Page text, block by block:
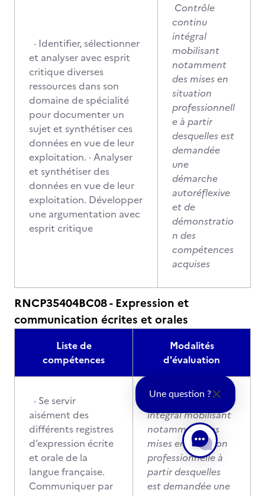
· Identifier, sélectionner
et analyser avec esprit
critique diverses
ressources dans son
domaine de spécialité
pour documenter un
sujet et synthétiser ces
données en vue de leur
exploitation. · Analyser
et synthétiser des
données en vue de leur
exploitation. Développer
une argumentation avec
esprit critique
Contrôle
continu
intégral
mobilisant
notamment
des mises en
situation
professionnell
e à partir
desquelles est
demandée
une
démarche
autoréflexive
et de
démonstratio
n des
compétences
acquises
RNCP35404BC08 - Expression et
communication écrites et orales
Liste de
compétences
Modalités
d'évaluation
· Se servir
aisément des
différents registres
d’expression écrite
et orale de la
langue française.
Communiquer par
Contrôle continu
intégral mobilisant
notamment des
mises en situation
professionnelle à
partir desquelles
est demandée une
Une question ?